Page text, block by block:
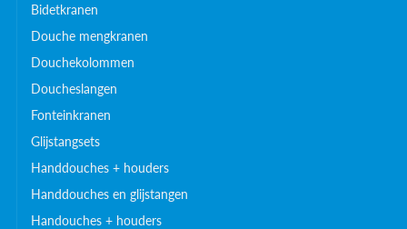
Bidetkranen
Douche mengkranen
Douchekolommen
Doucheslangen
Fonteinkranen
Glijstangsets
Handdouches + houders
Handdouches en glijstangen
Handouches + houders